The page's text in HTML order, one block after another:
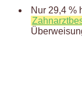
Nur 29,4 %